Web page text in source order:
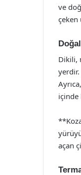
ve
çeken
Dikili,
açan